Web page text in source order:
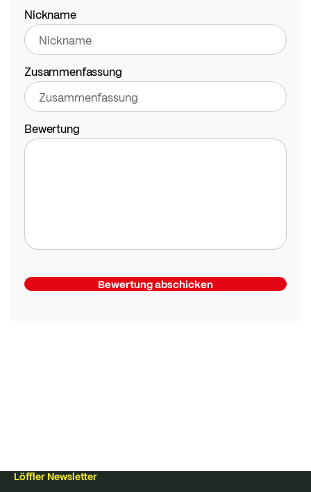
star
stars
stars
stars
stars
Nickname
Zusammenfassung
Bewertung
Bewertung abschicken
Löffler Newsletter